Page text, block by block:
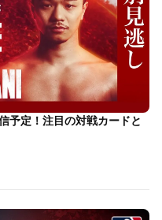
予定！注目の対戦カードと